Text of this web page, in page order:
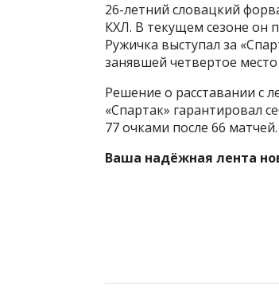
26-летний словацкий
КХЛ. В текущем сезоне он
Ружичка выступал за
занявшей четвертое
Решение о расставании с
«Спартак» гарантировал
77 очками после 66
Ваша надёжная лента